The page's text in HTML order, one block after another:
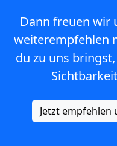
Dann freuen wir
weiterempfehlen
du zu uns
Jetzt empfehlen